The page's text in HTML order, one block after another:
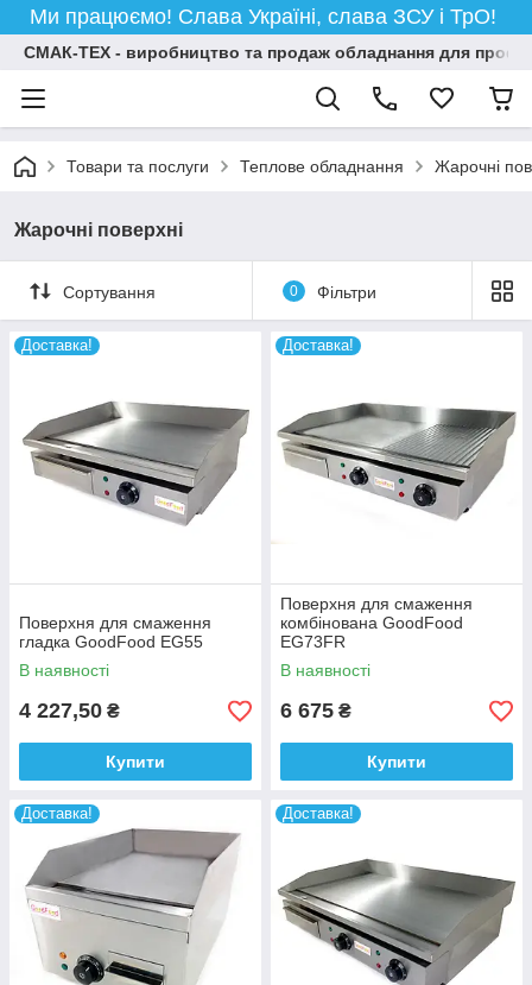
Ми працюємо! Слава Україні, слава ЗСУ і ТрО!
СМАК-ТЕХ - виробництво та продаж обладнання для
Товари та послуги Теплове обладнання Жарочні
Жарочні поверхні
Сортування 0 Фільтри
Доставка!
Поверхня для смаження
гладка GoodFood EG55
В наявності
4 227,50 ₴
Купити
Доставка!
Поверхня для смаження
комбінована GoodFood
EG73FR
В наявності
6 675 ₴
Купити
Доставка! Доставка!